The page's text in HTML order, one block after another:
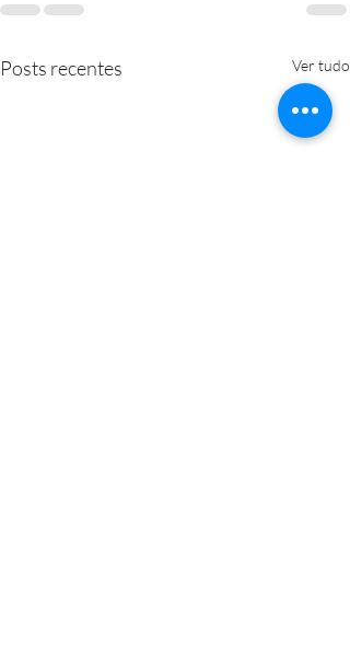
Posts recentes Ver tudo